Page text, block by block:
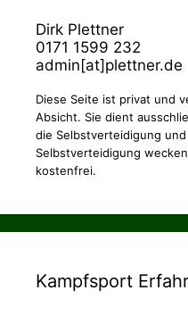
Dirk Plettner
0171 1599 232
admin[at]plettner.de
Diese Seite ist privat und
Absicht. Sie dient
die Selbstverteidigung
Selbstverteidigung
kostenfrei.
Kampfsport